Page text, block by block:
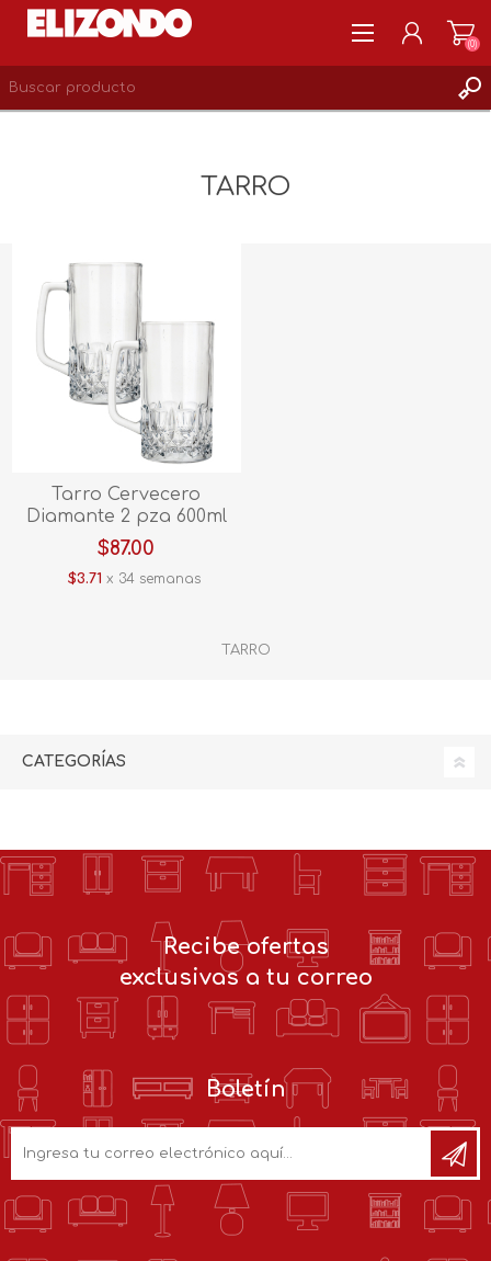
(0)
TARRO
Tarro Cervecero
Diamante 2 pza 600ml
805 Vittori
$87.00
$3.71 x 34 semanas
TARRO
CATEGORÍAS
Recibe ofertas
exclusivas a tu correo
Boletín